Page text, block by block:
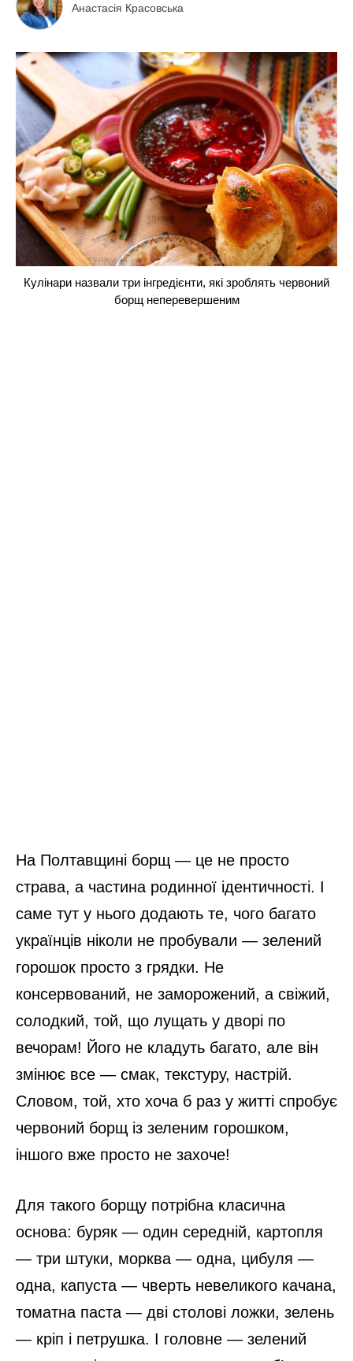
Анастасія Красовська
Кулінари назвали три інгредієнти, які зроблять червоний
борщ неперевершеним
На Полтавщині борщ — це не просто
страва, а частина родинної ідентичності. І
саме тут у нього додають те, чого багато
українців ніколи не пробували — зелений
горошок просто з грядки. Не
консервований, не заморожений, а свіжий,
солодкий, той, що лущать у дворі по
вечорам! Його не кладуть багато, але він
змінює все — смак, текстуру, настрій.
Словом, той, хто хоча б раз у житті спробує
червоний борщ із зеленим горошком,
іншого вже просто не захоче!
Для такого борщу потрібна класична
основа: буряк — один середній, картопля
— три штуки, морква — одна, цибуля —
одна, капуста — чверть невеликого качана,
томатна паста — дві столові ложки, зелень
— кріп і петрушка. І головне — зелений